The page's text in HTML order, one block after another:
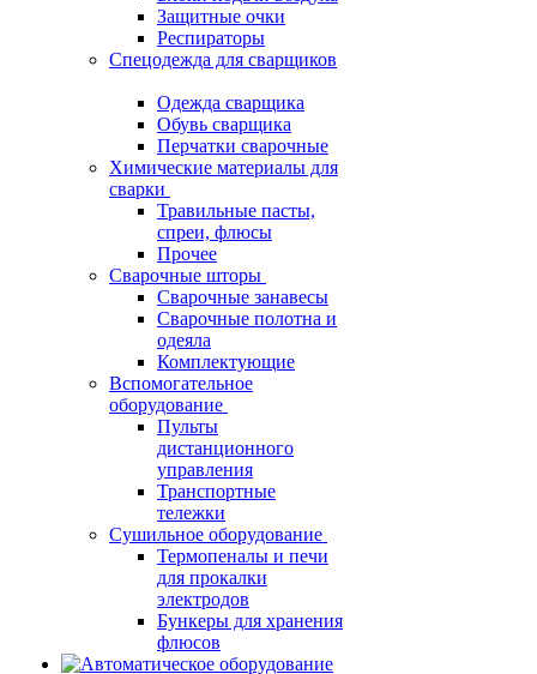
Защитные очки
Респираторы
Спецодежда для сварщиков
Одежда сварщика
Обувь сварщика
Перчатки сварочные
Химические материалы для
сварки
Травильные пасты,
спреи, флюсы
Прочее
Сварочные шторы
Сварочные занавесы
Сварочные полотна и
одеяла
Комплектующие
Вспомогательное
оборудование
Пульты
дистанционного
управления
Транспортные
тележки
Сушильное оборудование
Термопеналы и печи
для прокалки
электродов
Бункеры для хранения
флюсов